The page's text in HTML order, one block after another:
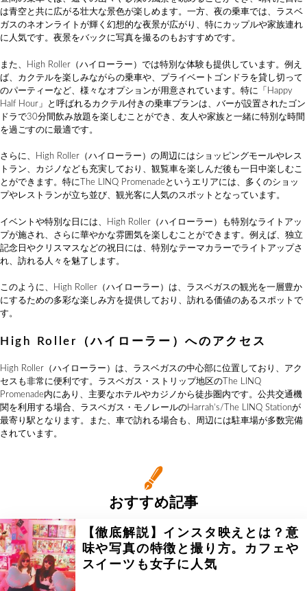
は青空と共に広がる壮大な景色が楽しめます。一方、夜の乗車では、ラスベ
ガスのネオンライトが輝く幻想的な夜景が広がり、特にカップルや家族連れ
に人気です。夜景をバックに写真を撮るのもおすすめです。
また、High Roller（ハイローラー）では特別な体験も提供しています。例え
ば、カクテルを楽しみながらの乗車や、プライベートゴンドラを貸し切って
のパーティーなど、様々なオプションが用意されています。特に「Happy
Half Hour」と呼ばれるカクテル付きの乗車プランは、バーが設置されたゴン
ドラで30分間飲み放題を楽しむことができ、友人や家族と一緒に特別な時間
を過ごすのに最適です。
さらに、High Roller（ハイローラー）の周辺にはショッピングモールやレス
トラン、カジノなども充実しており、観覧車を楽しんだ後も一日中楽しむこ
とができます。特にThe LINQ Promenadeというエリアには、多くのショッ
プやレストランが立ち並び、観光客に人気のスポットとなっています。
イベントや特別な日には、High Roller（ハイローラー）も特別なライトアッ
プが施され、さらに華やかな雰囲気を楽しむことができます。例えば、独立
記念日やクリスマスなどの祝日には、特別なテーマカラーでライトアップさ
れ、訪れる人々を魅了します。
このように、High Roller（ハイローラー）は、ラスベガスの観光を一層豊か
にするための多彩な楽しみ方を提供しており、訪れる価値のあるスポットで
す。
High Roller（ハイローラー）へのアクセス
High Roller（ハイローラー）は、ラスベガスの中心部に位置しており、アク
セスも非常に便利です。ラスベガス・ストリップ地区のThe LINQ
Promenade内にあり、主要なホテルやカジノから徒歩圏内です。公共交通機
関を利用する場合、ラスベガス・モノレールのHarrah’s/The LINQ Stationが
最寄り駅となります。また、車で訪れる場合も、周辺には駐車場が多数完備
されています。
おすすめ記事
【徹底解説】インスタ映えとは？意
味や写真の特徴と撮り方。カフェや
スイーツも女子に人気